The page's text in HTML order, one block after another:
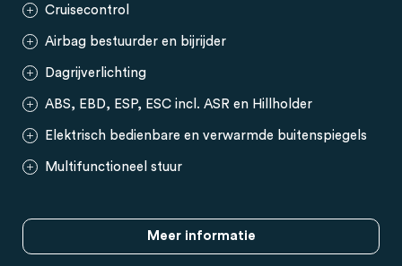
Cruisecontrol
Airbag bestuurder en bijrijder
Dagrijverlichting
ABS, EBD, ESP, ESC incl. ASR en Hillholder
Elektrisch bedienbare en verwarmde buitenspiegels
Multifunctioneel stuur
Meer informatie